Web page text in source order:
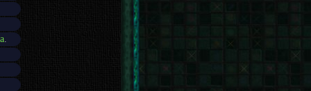
.